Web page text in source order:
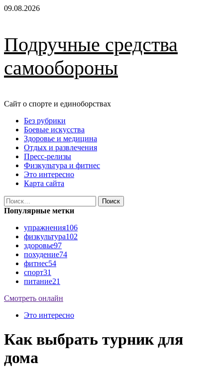
Перейти
09.08.2026
Подручные средства
самообороны
Сайт о спорте и единоборствах
Основное
меню
Без рубрики
Боевые искусства
Здоровье и медицина
Отдых и развлечения
Пресс-релизы
Физкультура и фитнес
Это интересно
Карта сайта
Найти:
Популярные метки
упражнения106
физкультура102
здоровье97
похудение74
фитнес54
спорт31
питание21
Смотреть онлайн
Это интересно
Как выбрать турник для
дома